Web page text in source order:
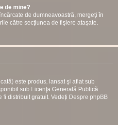
de mine?
de dumneavoastră, mergeţi în
către secţiunea de fişiere ataşate.
este produs, lansat şi aflat sub
sub Licenţa Generală Publică
fi distribuit gratuit. Vedeți Despre phpBB